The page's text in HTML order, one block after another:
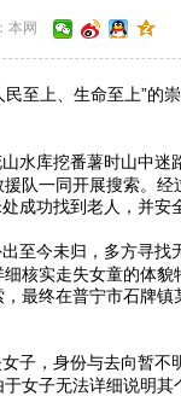
本网
至上、生命至上”的
水库挖番薯时山中迷
队一同开展搜索。经
成功找到老人，并安
至今未归，多方寻找
核实走失女童的体貌
最终在普宁市石牌镇
子，身份与去向暂不
女子无法详细说明其